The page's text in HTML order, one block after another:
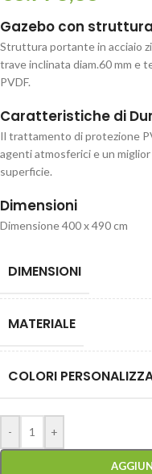
Gazebo con
Struttura portante in acciaio
trave inclinata diam.60 mm e
PVDF.
Caratteristiche di
Il trattamento di protezione
agenti atmosferici e un
superficie.
Dimensioni
Dimensione 400 x 490 cm
DIMENSIONI
MATERIALE
COLORI
- +